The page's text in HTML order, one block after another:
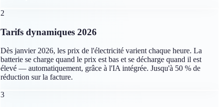
2
Tarifs dynamiques 2026
Dès janvier 2026, les prix de l'électricité varient chaque heure. La
batterie se charge quand le prix est bas et se décharge quand il est
élevé — automatiquement, grâce à l'IA intégrée. Jusqu'à 50 % de
réduction sur la facture.
3